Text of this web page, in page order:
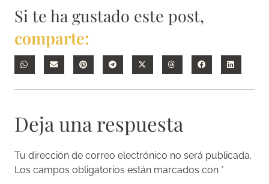
Si te ha gustado este post,
comparte:
Deja una respuesta
Tu dirección de correo electrónico no será publicada.
Los campos obligatorios están marcados con *